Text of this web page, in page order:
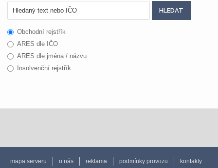
Obchodní rejstřík
ARES dle IČO
ARES dle jména / názvu
Insolvenční rejstřík
mapa serveru o nás reklama podmínky provozu
kontakty